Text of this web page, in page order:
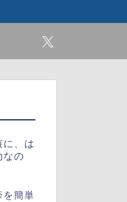
に、は
なの
を簡単